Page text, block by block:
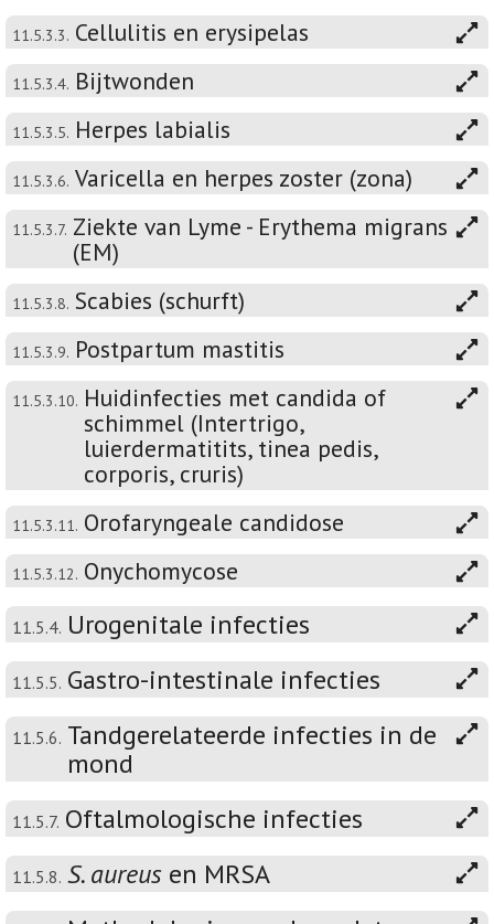
11.5.3.3. Cellulitis en erysipelas
11.5.3.4. Bijtwonden
11.5.3.5. Herpes labialis
11.5.3.6. Varicella en herpes zoster (zona)
11.5.3.7. Ziekte van Lyme - Erythema migrans
(EM)
11.5.3.8. Scabies (schurft)
11.5.3.9. Postpartum mastitis
11.5.3.10. Huidinfecties met candida of
schimmel (Intertrigo,
luierdermatitits, tinea pedis,
corporis, cruris)
11.5.3.11. Orofaryngeale candidose
11.5.3.12. Onychomycose
11.5.4. Urogenitale infecties
11.5.5. Gastro-intestinale infecties
11.5.6. Tandgerelateerde infecties in de
mond
11.5.7. Oftalmologische infecties
11.5.8. S. aureus en MRSA